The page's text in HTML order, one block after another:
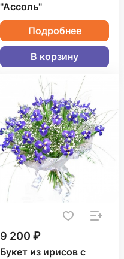
"Ассоль"
Подробнее
В корзину
9 200 ₽
Букет из ирисов с